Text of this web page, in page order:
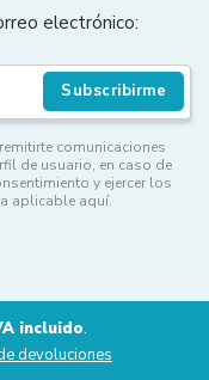
electrónico:
Subscribirme
comunicaciones
de usuario, en caso de
y ejercer los
aplicable aquí.
incluido.
devoluciones